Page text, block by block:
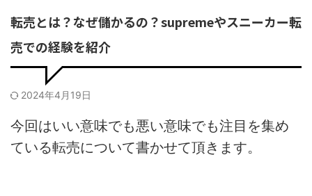
転売とは？なぜ儲かるの？supremeやスニーカー転
売での経験を紹介
2024年4月19日
今回はいい意味でも悪い意味でも注目を集め
ている転売について書かせて頂きます。